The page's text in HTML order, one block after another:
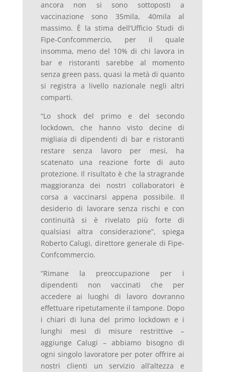
ancora non si sono sottoposti a
vaccinazione sono 35mila, 40mila al
massimo. È la stima dell’Ufficio Studi di
Fipe-Confcommercio, per il quale
insomma, meno del 10% di chi lavora in
bar e ristoranti sarebbe al momento
senza green pass, quasi la metà di quanto
si registra a livello nazionale negli altri
comparti.
“Lo shock del primo e del secondo
lockdown, che hanno visto decine di
migliaia di dipendenti di bar e ristoranti
restare senza lavoro per mesi, ha
scatenato una reazione forte di auto
protezione. Il risultato è che la stragrande
maggioranza dei nostri collaboratori è
corsa a vaccinarsi appena possibile. Il
desiderio di lavorare senza rischi e con
continuità si è rivelato più forte di
qualsiasi altra considerazione”, spiega
Roberto Calugi, direttore generale di Fipe-
Confcommercio.
“Rimane la preoccupazione per i
dipendenti non vaccinati che per
accedere ai luoghi di lavoro dovranno
effettuare ripetutamente il tampone. Dopo
i chiari di luna del primo lockdown e i
lunghi mesi di misure restrittive –
aggiunge Calugi – abbiamo bisogno di
ogni singolo lavoratore per poter offrire ai
nostri clienti un servizio all’altezza e